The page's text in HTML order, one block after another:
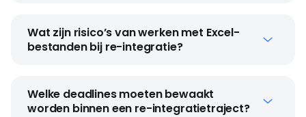
Wat zijn risico’s van werken met Excel-
bestanden bij re-integratie?
Welke deadlines moeten bewaakt
worden binnen een re-integratietraject?